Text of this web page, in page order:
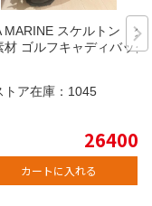
MARINE スケルトン ク
材 ゴルフキャディバッグ
トア在庫： 1045
26400
カートに入れる